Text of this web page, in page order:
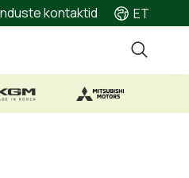
kontaktid ET